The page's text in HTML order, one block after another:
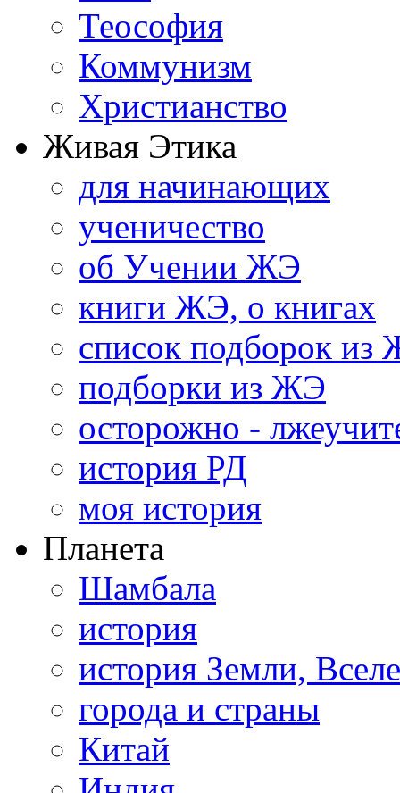
Теософия
Коммунизм
Христианство
Живая Этика
для начинающих
ученичество
об Учении ЖЭ
книги ЖЭ, о книгах
список подборок из
подборки из ЖЭ
осторожно -
история РД
моя история
Планета
Шамбала
история
история Земли,
города и страны
Китай